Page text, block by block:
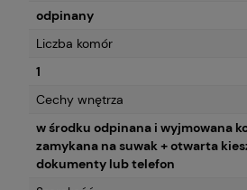
odpinany
Liczba komór
1
Cechy wnętrza
w środku odpinana i wyjmowana
zamykana na suwak + otwarta
dokumenty lub telefon